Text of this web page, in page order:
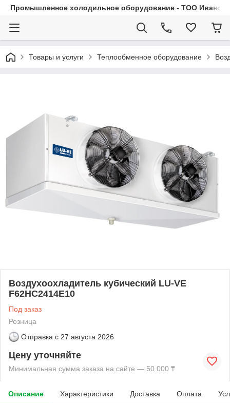
Промышленное холодильное оборудование - ТОО
Товары и услуги Теплообменное оборудование
Воздухоохладитель кубический LU-VE
F62HC2414E10
Под заказ
Розница
Отправка с 27 августа 2026
Цену уточняйте
Минимальная сумма заказа на сайте — 50 000 ₸
Описание Характеристики Доставка Оплата